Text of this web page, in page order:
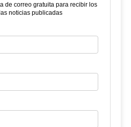
de correo gratuita para recibir los
noticias publicadas